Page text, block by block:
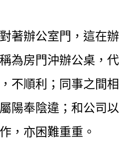
著辦公室門，這在辦
為房門沖辦公桌，代
不順利；同事之間相
陽奉陰違；和公司以
，亦困難重重。